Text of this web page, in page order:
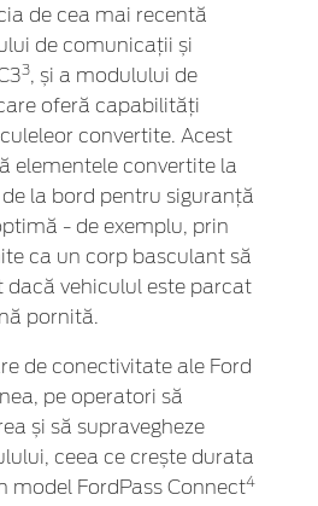
de cea mai recentă
de comunicații și
3, și a modulului de
oferă capabilități
convertite. Acest
elementele convertite la
la bord pentru siguranță
- de exemplu, prin
ca un corp basculant să
dacă vehiculul este parcat
pornită.
de conectivitate ale Ford
pe operatori să
și să supravegheze
ceea ce crește durata
model FordPass Connect4